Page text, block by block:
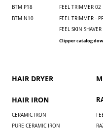
BTM P18
BTM N10
FEEL TRIMMER 02
FEEL TRIMMER -
FEEL SKIN SHAVER
Clipper catalog
HAIR DRYER
HAIR IRON
CERAMIC IRON
PURE CERAMIC IRON